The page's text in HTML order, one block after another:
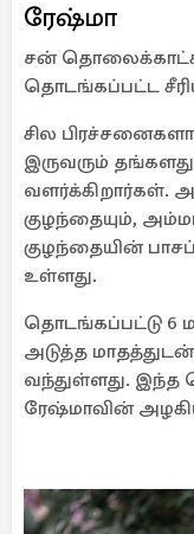
ரேஷ்மா
சன்
தொடங்கப்பட்ட
சில
இருவரும்
வளர்க்கிறார்கள்.
குழந்தையும்,
குழந்தையின்
உள்ளது.
தொடங்கப்பட்டு 6
அடுத்த
வந்துள்ளது. இந்த
ரேஷ்மாவின்